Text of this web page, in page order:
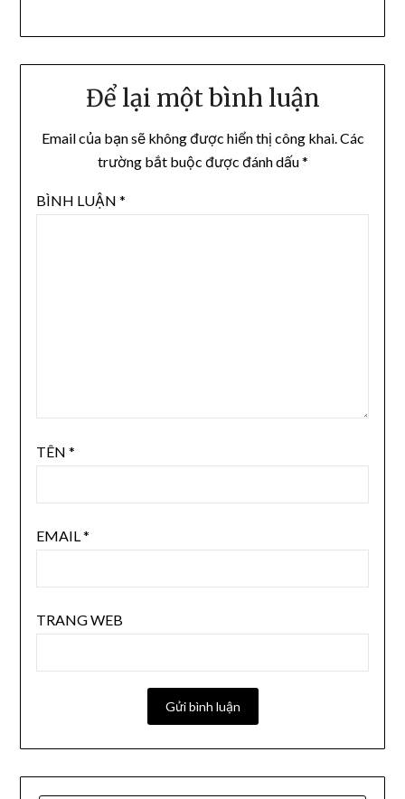
Để lại một bình luận
Email của bạn sẽ không được hiển thị công khai.Các
trường bắt buộc được đánh dấu*
BÌNH LUẬN *
TÊN *
EMAIL*
TRANG WEB